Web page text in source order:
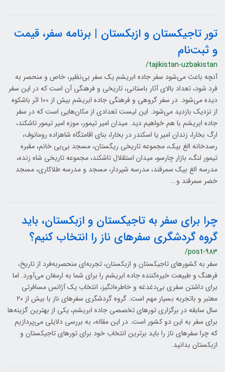
تور تاجیکستان و ازبکستان | برنامه سفر، قیمت
و ثبت‌نام
/tajikistan-uzbakistan
آنچه باعث می‌شود سفر جاده ابریشم یک سفر بی‌نظیر، خاص و منحصر به
فرد شود، تعداد بالای آثار باستانی، تاریخی و فرهنگی آن است که در این سفر
دیده می‌شود. در سفر گروهی و فرهنگی جاده ابریشم بیش از 100 اثر باشکوه
از نزدیک بازدید می‌شود. این لیست تعدادی از مکان‌هایی است که در سفر
جاده ابریشم با هم خواهیم دید. میدان امیر تیمور، موزه امیر تیمور تاشکند،
ارگ بخارا، زندان امیر یا اسکندر در بخارا، بنای اقامتگاه شاهزاده رومانوف،
رصدخانه الغ بیک، مجموعه تاریخی ریگستان، مسجد بی‌بی خانم، مقبره
تیمور لنگ، بازار چارسو، میدان استقلال تاشکند، مجموعه تاریخی شاه زنده،
مدرسه الغ بیک سمرقند، مدرسه شیردار، مسجد و مدرسه طلاکاری، مسجد
خضر سمرقند و...
چرا برای سفر به تاجیکستان و ازبکستان، باید
گروه گردشگری سفرهای ناز را انتخاب کنیم؟
/post-983
سفر به کشورهای تاجیکستان و ازبکستان، تجربه‌ای منحصربه‌فرد از تاریخ،
فرهنگ و طبیعت خیره‌کننده جاده ابریشم را برای شما به ارمغان می‌آورد. اما
برای داشتن سفری بی‌دغدغه و خاطره‌انگیز، انتخاب یک آژانس مسافرتی
معتبر و باتجربه بسیار مهم است. گروه گردشگری سفرهای ناز با بیش از ۲۰
سال سابقه در برگزاری تورهای تخصصی جاده ابریشم، یکی از بهترین گزینه‌ها
برای سفر به این دو کشور است. در این مقاله، به بررسی دلایلی می‌پردازیم
که چرا سفرهای ناز را باید برترین انتخاب خود برای تورهای تاجیکستان و
ازبکستان بدانید.